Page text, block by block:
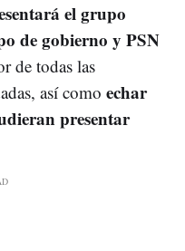
el grupo
de gobierno y PSN
de todas las
así como echar
presentar